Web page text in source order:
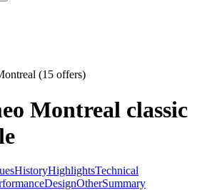
(15 offers)
Montreal classic
HistoryHighlightsTechnical
DesignOtherSummary